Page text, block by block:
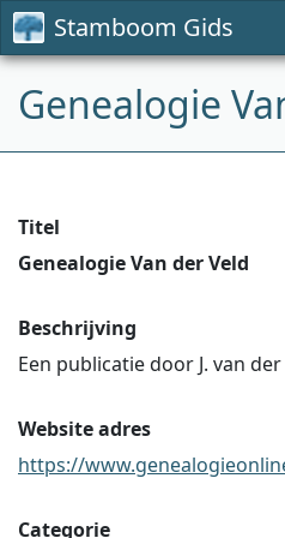
Stamboom Gids
Genealogie
Titel
Genealogie Van der Veld
Beschrijving
Een publicatie door J. van der
Website adres
https://
Categorie